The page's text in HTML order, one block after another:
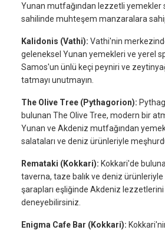
Yunan mutfağından lezzetli yemekler
sahilinde muhteşem manzaralara
Kalidonis (Vathi): Vathi'nin
geleneksel Yunan yemekleri ve yerel
Samos'un ünlü keçi peyniri ve
tatmayı unutmayın.
The Olive Tree (Pythagorion):
bulunan The Olive Tree, modern bir
Yunan ve Akdeniz mutfağından
salataları ve deniz ürünleriyle
Remataki (Kokkari): Kokkari'de
taverna, taze balık ve deniz
şarapları eşliğinde Akdeniz
deneyebilirsiniz.
Enigma Cafe Bar (Kokkari):